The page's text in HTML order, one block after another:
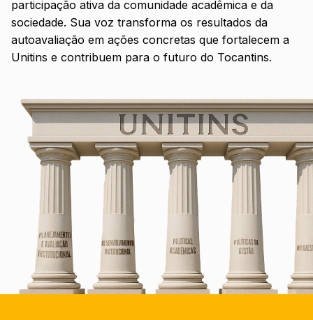
participação ativa da comunidade acadêmica e da
sociedade. Sua voz transforma os resultados da
autoavaliação em ações concretas que fortalecem a
Unitins e contribuem para o futuro do Tocantins.